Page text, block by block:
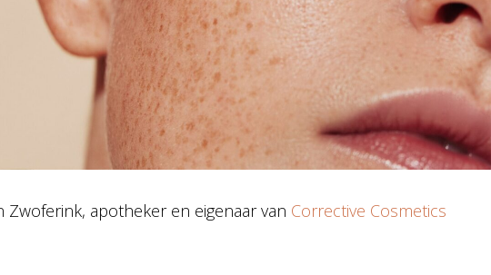
Zwoferink, apotheker en eigenaar van Corrective Cosmetics